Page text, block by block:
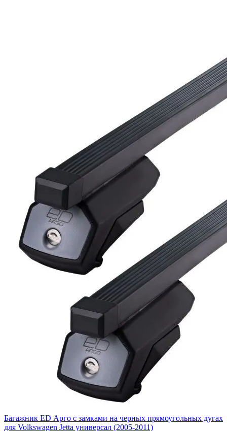
Багажник ED Арго с замками на черных прямоугольных дугах
для Volkswagen Jetta универсал (2005-2011)